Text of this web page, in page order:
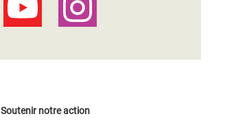
Soutenir notre action